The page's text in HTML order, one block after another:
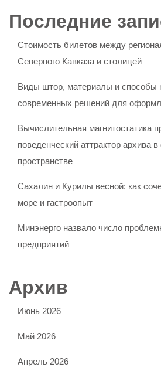
Последние
Стоимость билетов между
Северного Кавказа и столицей
Виды штор, материалы и способы
современных решений для
Вычислительная магнитостатика
поведенческий аттрактор архива
пространстве
Сахалин и Курилы весной: как
море и гастроопыт
Минэнерго назвало число
предприятий
Архив
Июнь 2026
Май 2026
Апрель 2026